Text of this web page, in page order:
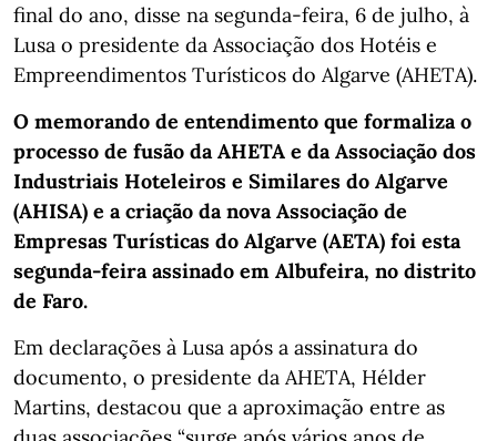
final do ano, disse na segunda-feira, 6 de julho, à
Lusa o presidente da Associação dos Hotéis e
Empreendimentos Turísticos do Algarve (AHETA).
O memorando de entendimento que formaliza o
processo de fusão da AHETA e da Associação dos
Industriais Hoteleiros e Similares do Algarve
(AHISA) e a criação da nova Associação de
Empresas Turísticas do Algarve (AETA) foi esta
segunda-feira assinado em Albufeira, no distrito
de Faro.
Em declarações à Lusa após a assinatura do
documento, o presidente da AHETA, Hélder
Martins, destacou que a aproximação entre as